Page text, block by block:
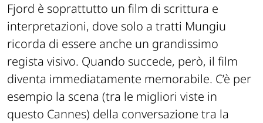
Fjord è soprattutto un film di scrittura e
interpretazioni, dove solo a tratti Mungiu
ricorda di essere anche un grandissimo
regista visivo. Quando succede, però, il film
diventa immediatamente memorabile. C’è per
esempio la scena (tra le migliori viste in
questo Cannes) della conversazione tra la